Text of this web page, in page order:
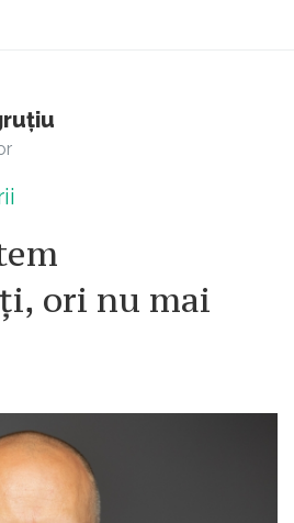
ori nu mai